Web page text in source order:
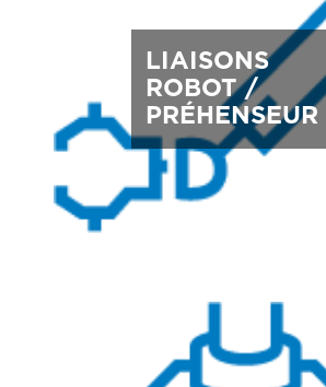
LIAISONS
ROBOT /
PRÉHENSEUR